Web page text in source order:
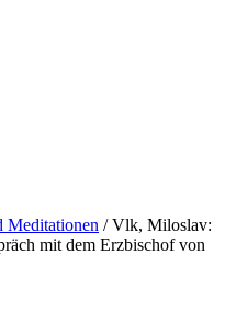
Meditationen / Vlk, Miloslav:
mit dem Erzbischof von